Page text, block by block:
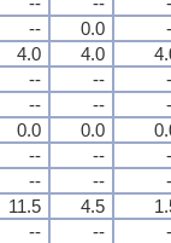
-- 0.0
4.0 4.0
-- --
-- --
0.0 0.0
-- --
-- --
11.5 4.5
-- --